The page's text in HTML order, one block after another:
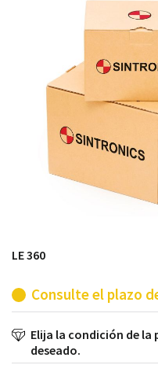
módulos antiguos a un
de módulos
LE 360
Consulte el plazo
Elija la condición de la
deseado.